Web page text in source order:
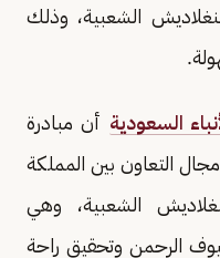
الشعبية، وذلك
السعودية أن مبادرة
التعاون بين المملكة
الشعبية، وهي
الرحمن وتحقيق راحة